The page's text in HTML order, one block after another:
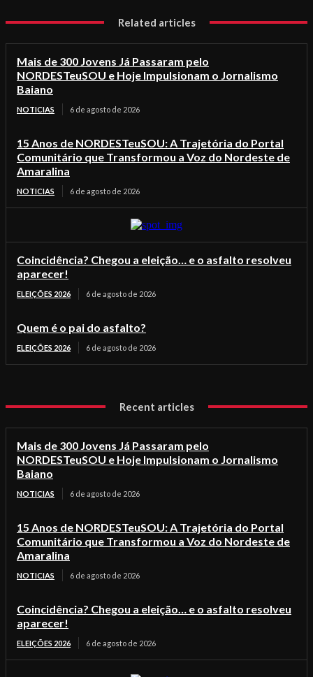
Related articles
Mais de 300 Jovens Já Passaram pelo
NORDESTeuSOU e Hoje Impulsionam o Jornalismo
Baiano
NOTICIAS 6 de agosto de 2026
15 Anos de NORDESTeuSOU: A Trajetória do Portal
Comunitário que Transformou a Voz do Nordeste de
Amaralina
NOTICIAS 6 de agosto de 2026
Coincidência? Chegou a eleição… e o asfalto resolveu
aparecer!
ELEIÇÕES 2026 6 de agosto de 2026
Quem é o pai do asfalto?
ELEIÇÕES 2026 6 de agosto de 2026
Recent articles
Mais de 300 Jovens Já Passaram pelo
NORDESTeuSOU e Hoje Impulsionam o Jornalismo
Baiano
NOTICIAS 6 de agosto de 2026
15 Anos de NORDESTeuSOU: A Trajetória do Portal
Comunitário que Transformou a Voz do Nordeste de
Amaralina
NOTICIAS 6 de agosto de 2026
Coincidência? Chegou a eleição… e o asfalto resolveu
aparecer!
ELEIÇÕES 2026 6 de agosto de 2026